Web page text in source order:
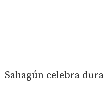
Sahagún celebra